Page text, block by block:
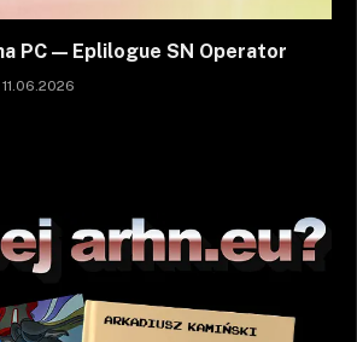
PC — Eplilogue SN Operator
11.06.2026